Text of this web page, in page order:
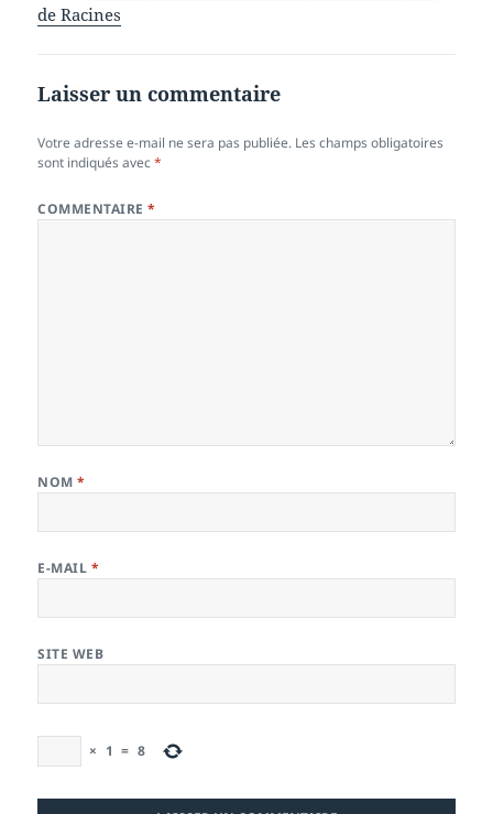
de Racines
Laisser un commentaire
Votre adresse e-mail ne sera pas publiée. Les champs obligatoires
sont indiqués avec*
COMMENTAIRE*
NOM*
E-MAIL *
SITE WEB
× 1 = 8